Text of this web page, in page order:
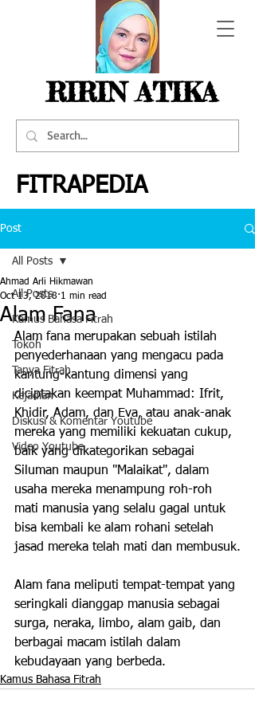
RIRIN ATIKA
FITRAPEDIA
Post
All Posts
Kamus Bahasa Fitrah
Tokoh
Tanya Fitrah
Kejadian
Diskusi & Komentar Youtube
Video Youtube
All Posts
Alam Fana
Ahmad Arli Hikmawan
Oct 13, 2018 1 min read
Alam fana merupakan sebuah istilah
penyederhanaan yang mengacu pada
kantung-kantung dimensi yang
diciptakan keempat Muhammad: Ifrit,
Khidir, Adam, dan Eva, atau anak-anak
mereka yang memiliki kekuatan cukup,
baik yang dikategorikan sebagai
Siluman maupun "Malaikat", dalam
usaha mereka menampung roh-roh
mati manusia yang selalu gagal untuk
bisa kembali ke alam rohani setelah
jasad mereka telah mati dan membusuk.
Alam fana meliputi tempat-tempat yang
seringkali dianggap manusia sebagai
surga, neraka, limbo, alam gaib, dan
berbagai macam istilah dalam
kebudayaan yang berbeda.
Kamus Bahasa Fitrah